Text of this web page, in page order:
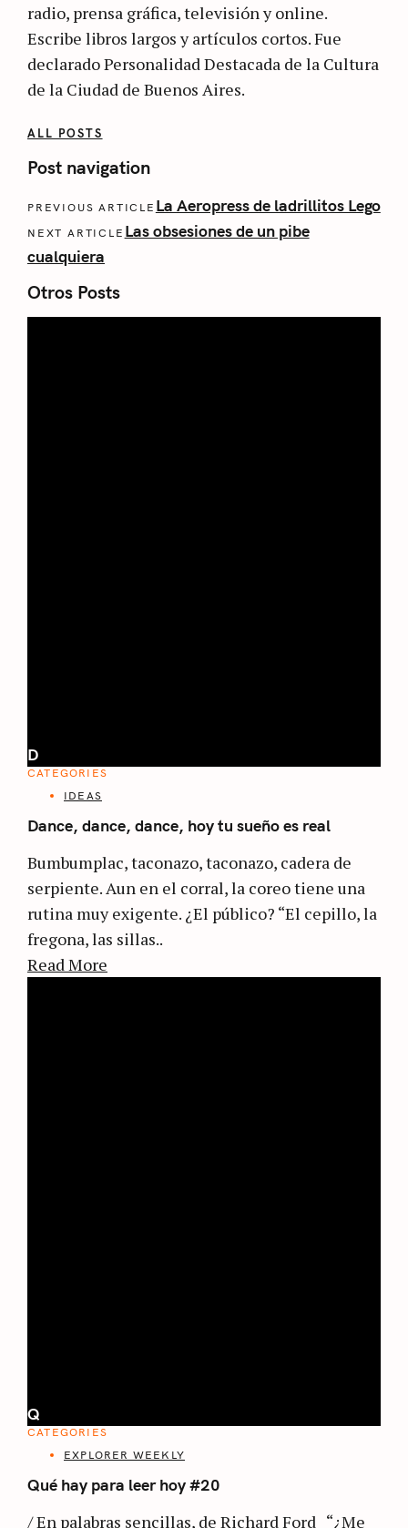
radio, prensa gráfica, televisión y online.
Escribe libros largos y artículos cortos. Fue
declarado Personalidad Destacada de la Cultura
de la Ciudad de Buenos Aires.
ALL POSTS
Post navigation
PREVIOUS ARTICLE La Aeropress de ladrillitos Lego
NEXT ARTICLE Las obsesiones de un pibe
cualquiera
Otros Posts
D
CATEGORIES
IDEAS
Dance, dance, dance, hoy tu sueño es real
Bumbumplac, taconazo, taconazo, cadera de
serpiente. Aun en el corral, la coreo tiene una
rutina muy exigente. ¿El público? “El cepillo, la
fregona, las sillas..
Read More
Q
CATEGORIES
EXPLORER WEEKLY
Qué hay para leer hoy #20
/ En palabras sencillas, de Richard Ford “¿Me